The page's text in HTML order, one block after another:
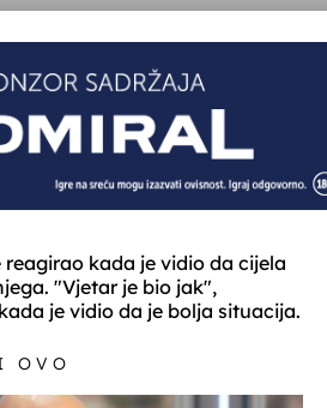
reagirao kada je vidio da cijela
"Vjetar je bio jak",
je vidio da je bolja situacija.
OVO